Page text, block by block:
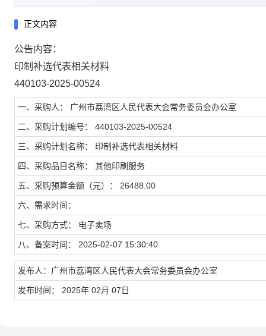
正文内容
公告内容：
印制补选代表相关材料
440103-2025-00524
一、采购人： 广州市荔湾区人民代表大会常务委员会办公室
二、采购计划编号： 440103-2025-00524
三、采购计划名称： 印制补选代表相关材料
四、采购品目名称： 其他印刷服务
五、采购预算金额（元）： 26488.00
六、需求时间：
七、采购方式： 电子卖场
八、备案时间： 2025-02-07 15:30:40
发布人：广州市荔湾区人民代表大会常务委员会办公室
发布时间： 2025年 02月 07日